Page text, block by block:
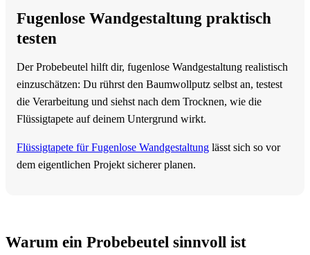
Fugenlose Wandgestaltung praktisch
testen
Der Probebeutel hilft dir, fugenlose Wandgestaltung realistisch
einzuschätzen: Du rührst den Baumwollputz selbst an, testest
die Verarbeitung und siehst nach dem Trocknen, wie die
Flüssigtapete auf deinem Untergrund wirkt.
Flüssigtapete für Fugenlose Wandgestaltung lässt sich so vor
dem eigentlichen Projekt sicherer planen.
Warum ein Probebeutel sinnvoll ist